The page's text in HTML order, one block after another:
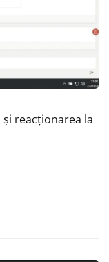
reacționarea la